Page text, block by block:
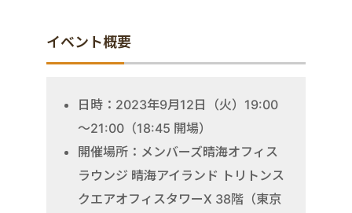
イベント概要
日時：2023年9月12日（火）19:00
～21:00（18:45 開場）
開催場所：メンバーズ晴海オフィス
ラウンジ 晴海アイランド トリトンス
クエアオフィスタワーX 38階（東京